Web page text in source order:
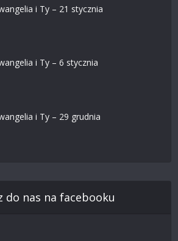
i Ty – 21 stycznia
i Ty – 6 stycznia
i Ty – 29 grudnia
do nas na facebooku